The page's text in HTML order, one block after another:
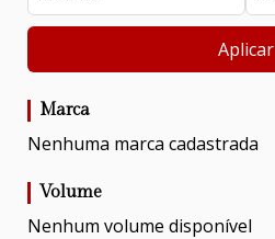
Aplicar
Marca
Nenhuma marca cadastrada
Volume
Nenhum volume disponível